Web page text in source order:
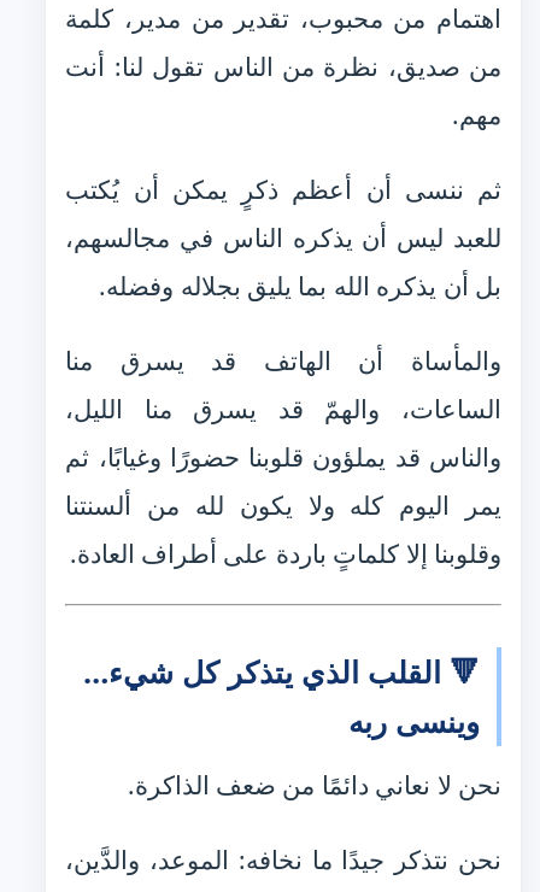
اهتمام من محبوب، تقدير من مدير، كلمة
من صديق، نظرة من الناس تقول لنا: أنت
مهم.
ثم ننسى أن أعظم ذكرٍ يمكن أن يُكتب
للعبد ليس أن يذكره الناس في مجالسهم،
بل أن يذكره الله بما يليق بجلاله وفضله.
والمأساة أن الهاتف قد يسرق منا
الساعات، والهمّ قد يسرق منا الليل،
والناس قد يملؤون قلوبنا حضورًا وغيابًا، ثم
يمر اليوم كله ولا يكون لله من ألسنتنا
وقلوبنا إلا كلماتٍ باردة على أطراف العادة.
🔻 القلب الذي يتذكر كل شيء…
وينسى ربه
نحن لا نعاني دائمًا من ضعف الذاكرة.
نحن نتذكر جيدًا ما نخافه: الموعد، والدَّين،